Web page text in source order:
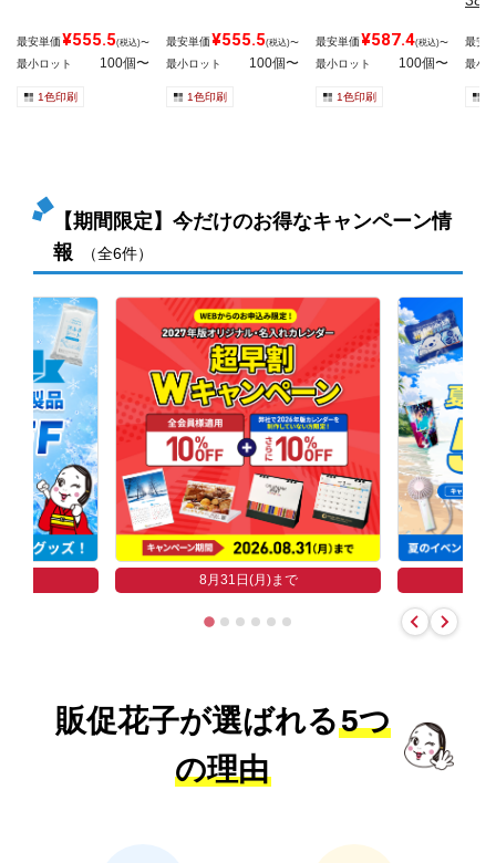
最安単価¥555.5(税込)〜
最小ロット 100個〜
1色印刷
最安単価¥555.5(税込)〜
最小ロット 100個〜
1色印刷
最安単価¥587.4(税込)〜
最小ロット 100個〜
1色印刷
最安
最小
【期間限定】今だけのお得なキャンペーン情
報
（全6件）
8月31日(月)まで
販促花子が選ばれる5つ
の理由